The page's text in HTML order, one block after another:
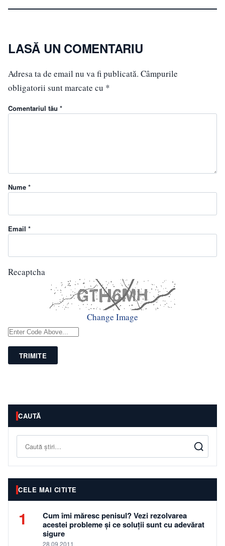
LASĂ UN COMENTARIU
Adresa ta de email nu va fi publicată. Câmpurile
obligatorii sunt marcate cu *
Comentariul tău *
Nume *
Email *
Recaptcha
Change Image
TRIMITE
CAUTĂ
Caută
CELE MAI CITITE
1
Cum îmi măresc penisul? Vezi rezolvarea
acestei probleme și ce soluții sunt cu adevărat
sigure
28.09.2011